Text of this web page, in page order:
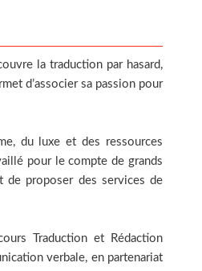
la traduction par hasard,
d’associer sa passion pour
du luxe et des ressources
pour le compte de grands
de proposer des services de
Traduction et Rédaction
verbale, en partenariat